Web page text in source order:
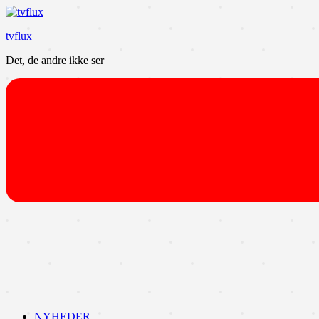
Videre
indhold
tvflux
Det, de andre ikke ser
NYHEDER